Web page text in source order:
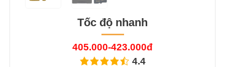
Tốc độ nhanh
405.000-423.000đ
4.4